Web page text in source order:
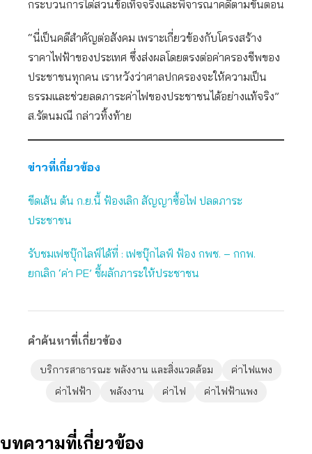
กระบวนการไต่สวนข้อเท็จจริงและพิจารณาคดีตามขั้นตอน
“นี่เป็นคดีสำคัญต่อสังคม เพราะเกี่ยวข้องกับโครงสร้าง
ราคาไฟฟ้าของประเทศ ซึ่งส่งผลโดยตรงต่อค่าครองชีพของ
ประชาชนทุกคน เราหวังว่าศาลปกครองจะให้ความเป็น
ธรรมและช่วยลดภาระค่าไฟของประชาชนได้อย่างแท้จริง”
ส.รัตนมณี กล่าวทิ้งท้าย
ข่าวที่เกี่ยวข้อง
ขีดเส้น ต้น ก.ย.นี้ ฟ้องเลิก สัญญาซื้อไฟ ปลดภาระ
ประชาชน
รับชมเฟซบุ๊กไลฟ์ได้ที่ : เฟซบุ๊กไลฟ์ ฟ้อง กพช. – กกพ.
ยกเลิก ‘ค่า PE’ ชี้ผลักภาระให้ประชาชน
คำค้นหาที่เกี่ยวข้อง
บริการสาธารณะ พลังงาน และสิ่งแวดล้อม
ค่าไฟแพง
ค่าไฟฟ้า
พลังงาน ค่าไฟ ค่าไฟฟ้าแพง
บทความที่เกี่ยวข้อง